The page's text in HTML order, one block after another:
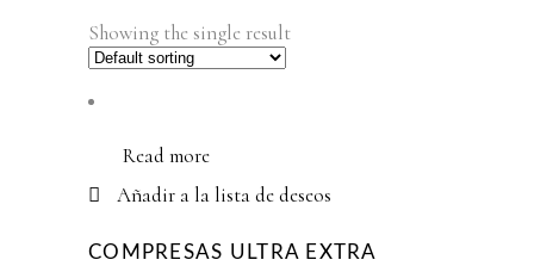
Showing the single result
Read more
Añadir a la lista de deseos
COMPRESAS ULTRA EXTRA